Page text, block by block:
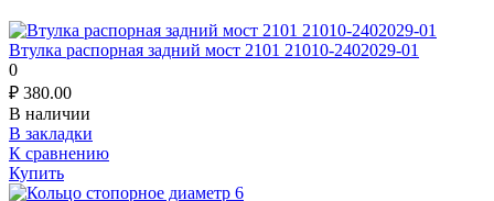
Втулка распорная задний мост 2101 21010-2402029-01
0
₽ 380.00
В наличии
В закладки
К сравнению
Купить